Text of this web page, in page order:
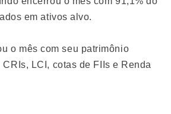
em ativos alvo.
o mês com seu patrimônio
CRIs, LCI, cotas de FIIs e Renda